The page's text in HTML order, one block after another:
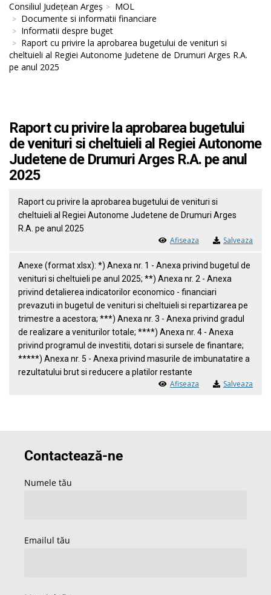
Consiliul Județean Argeș
MOL
Documente si informatii financiare
Informatii despre buget
Raport cu privire la aprobarea bugetului de venituri si
cheltuieli al Regiei Autonome Judetene de Drumuri Arges R.A.
pe anul 2025
Raport cu privire la aprobarea bugetului
de venituri si cheltuieli al Regiei Autonome
Judetene de Drumuri Arges R.A. pe anul
2025
Raport cu privire la aprobarea bugetului de venituri si
cheltuieli al Regiei Autonome Judetene de Drumuri Arges
R.A. pe anul 2025
Afiseaza Salveaza
Anexe (format xlsx): *) Anexa nr. 1 - Anexa privind bugetul de
venituri si cheltuieli pe anul 2025; **) Anexa nr. 2 - Anexa
privind detalierea indicatorilor economico - financiari
prevazuti in bugetul de venituri si cheltuieli si repartizarea pe
trimestre a acestora; ***) Anexa nr. 3 - Anexa privind gradul
de realizare a veniturilor totale; ****) Anexa nr. 4 - Anexa
privind programul de investitii, dotari si sursele de finantare;
*****) Anexa nr. 5 - Anexa privind masurile de imbunatatire a
rezultatului brut si reducere a platilor restante
Afiseaza Salveaza